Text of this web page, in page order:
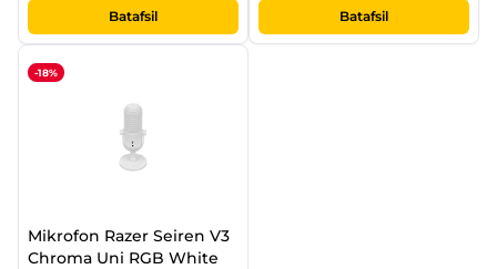
Batafsil Batafsil
-18%
Mikrofon Razer Seiren V3
Chroma Uni RGB White